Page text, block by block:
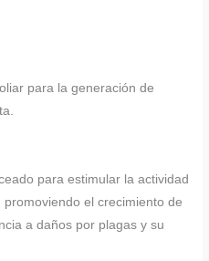
para la generación de
para estimular la actividad
el crecimiento de
a daños por plagas y su